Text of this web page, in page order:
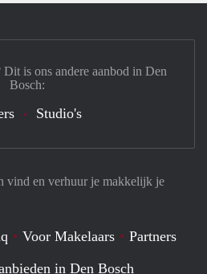
vind en verhuur je makkelijk je
Voor Makelaars
Partners
in Den Bosch
is ons andere aanbod in Den
Bosch:
Studio's